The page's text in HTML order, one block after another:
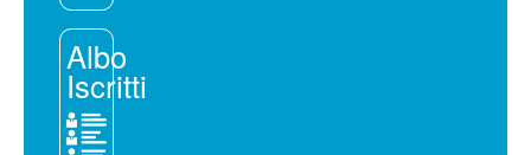
Albo
Iscritti